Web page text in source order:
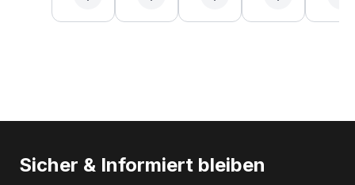
Sicher & Informiert bleiben